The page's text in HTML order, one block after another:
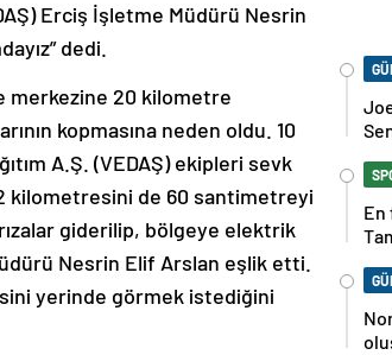
Erciş İşletme Müdürü Nesrin
dedi.
merkezine 20 kilometre
kopmasına neden oldu. 10
A.Ş. (VEDAŞ) ekipleri sevk
kilometresini de 60 santimetreyi
giderilip, bölgeye elektrik
Nesrin Elif Arslan eşlik etti.
yerinde görmek istediğini
En